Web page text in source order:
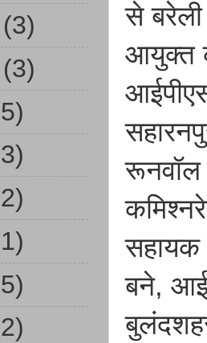
से
आयुक्त
रूनवॉल
सहायक
बने,
(3)
(3)